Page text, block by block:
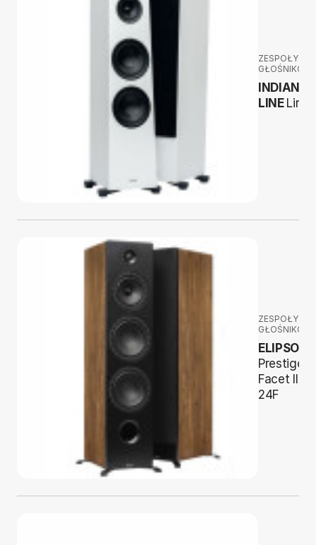
ZESPOŁY
INDIANA
LINE Lira
ZESPOŁY
ELIPSON
Prestige
Facet II
24F